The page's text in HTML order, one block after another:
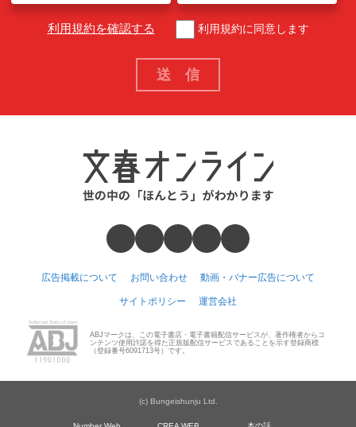
利用規約を確認する 利用規約に同意します
広告掲載について お問い合わせ 動画・バナー広告について
サイトポリシー 運営会社
ABJマークは、この電子書店・電子書籍配信サービスが、著作権者からコ
ンテンツ使用許諾を得た正規版配信サービスであることを示す登録商標
（登録番号6091713号）です。
(c) Bungeishunju Ltd.